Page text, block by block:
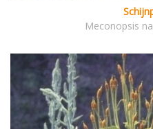
Meconopsis